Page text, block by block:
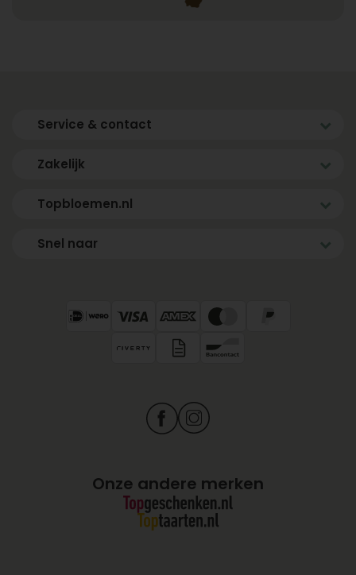
Service & contact
Zakelijk
Topbloemen.nl
Snel naar
Onze andere merken